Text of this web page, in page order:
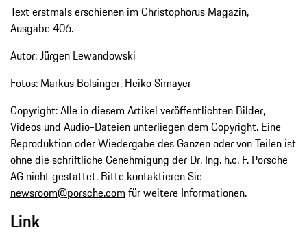
Text erstmals erschienen im Christophorus Magazin,
Ausgabe 406.
Autor: Jürgen Lewandowski
Fotos: Markus Bolsinger, Heiko Simayer
Copyright: Alle in diesem Artikel veröffentlichten Bilder,
Videos und Audio-Dateien unterliegen dem Copyright. Eine
Reproduktion oder Wiedergabe des Ganzen oder von Teilen ist
ohne die schriftliche Genehmigung der Dr. Ing. h.c. F. Porsche
AG nicht gestattet. Bitte kontaktieren Sie
newsroom@porsche.com für weitere Informationen.
Link